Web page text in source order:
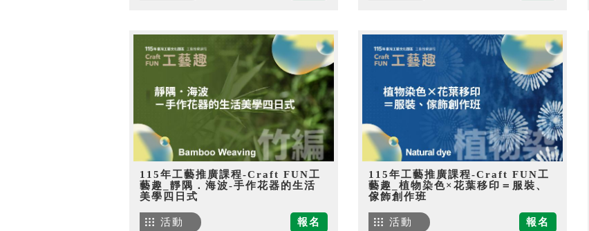
115年工藝推廣課程-Craft FUN工
藝趣_靜隅．海波-手作花器的生活
美學四日式
報名
活動
115年工藝推廣課程-Craft FUN工
藝趣_植物染色×花葉移印＝服裝、
傢飾創作班
報名
活動